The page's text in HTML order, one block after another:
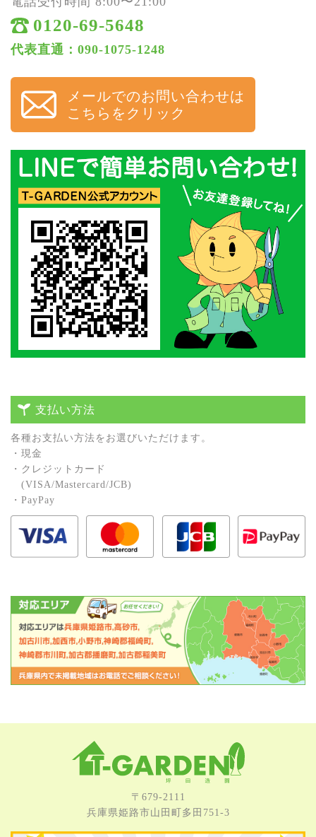
0120-69-5648
代表直通：090-1075-1248
メールでのお問い合わせは
こちらをクリック
支払い方法
各種お⽀払い⽅法をお選びいただけます。
・現⾦
・クレジットカード
(VISA/Mastercard/JCB)
・PayPay
〒679-2111
兵庫県姫路市⼭⽥町多⽥751-3